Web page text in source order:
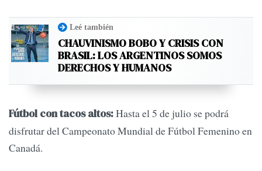
Leé también
CHAUVINISMO BOBO Y CRISIS CON
BRASIL: LOS ARGENTINOS SOMOS
DERECHOS Y HUMANOS
Fútbol con tacos altos:Hasta el 5 de julio se podrá
disfrutar del Campeonato Mundial de Fútbol Femenino en
Canadá.